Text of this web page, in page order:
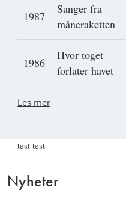
1987
Sanger fra
måneraketten
1986
Hvor toget
forlater havet
Les mer
test test
Nyheter